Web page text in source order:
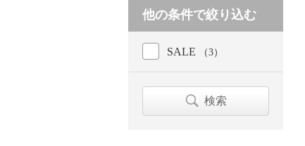
他の条件で絞り込む
SALE （3）
検索